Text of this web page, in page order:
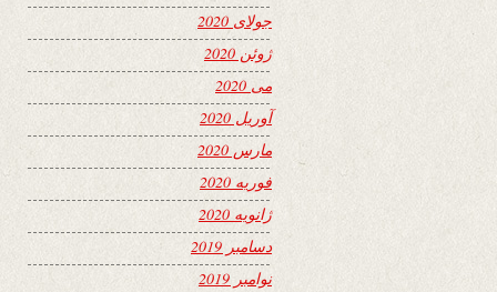
جولای 2020
ژوئن 2020
می 2020
آوریل 2020
مارس 2020
فوریه 2020
ژانویه 2020
دسامبر 2019
نوامبر 2019